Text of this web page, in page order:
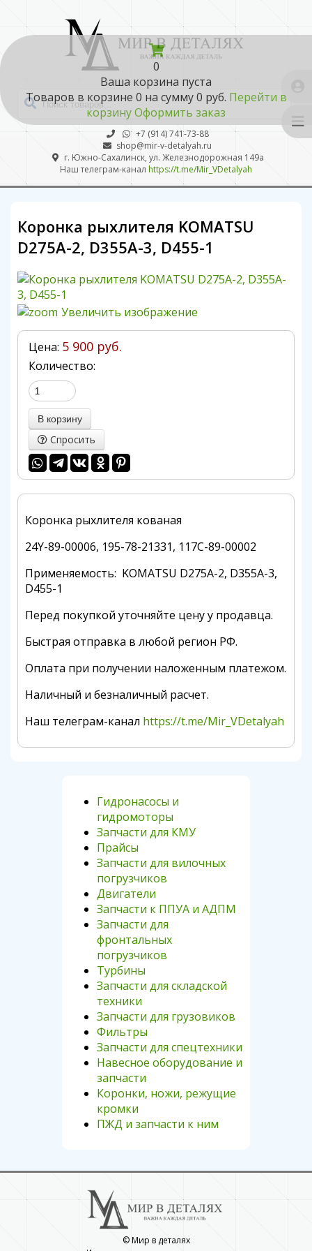
0
Ваша корзина пуста
Товаров в корзине 0 на сумму0 руб. Перейти в
корзинуОформить заказ
+7 (914) 741-73-88
shop@mir-v-detalyah.ru
г. Южно-Сахалинск, ул. Железнодорожная 149а
Наш телеграм-канал https://t.me/Mir_VDetalyah
Коронка рыхлителя KOMATSU
D275A-2, D355A-3, D455-1
Увеличить изображение
Цена: 5 900 руб.
Количество:
Спросить
Коронка рыхлителя кованая
24Y-89-00006, 195-78-21331, 117С-89-00002
Применяемость: KOMATSU D275A-2, D355A-3,
D455-1
Перед покупкой уточняйте цену у продавца.
Быстрая отправка в любой регион РФ.
Оплата при получении наложенным платежом.
Наличный и безналичный расчет.
Наш телеграм-канал https://t.me/Mir_VDetalyah
Гидронасосы и
гидромоторы
Запчасти для КМУ
Прайсы
Запчасти для вилочных
погрузчиков
Двигатели
Запчасти к ППУА и АДПМ
Запчасти для
фронтальных
погрузчиков
Турбины
Запчасти для складской
техники
Запчасти для грузовиков
Фильтры
Запчасти для спецтехники
Навесное оборудование и
запчасти
Коронки, ножи, режущие
кромки
ПЖД и запчасти к ним
© Мир в деталях